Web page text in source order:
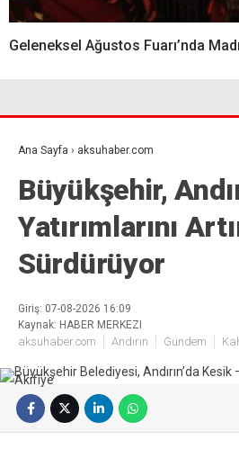
Geleneksel Ağustos Fuarı’nda
Ana Sayfa › aksuhaber.com
Büyükşehir,
Yatırımlarını
Sürdürüyor
Giriş: 07-08-2026 16:09
Kaynak: HABER MERKEZI
aksuhaber.com Andırın Gündem